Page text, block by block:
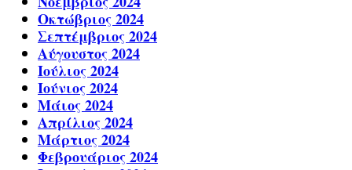
Οκτώβριος 2024
Σεπτέμβριος 2024
Αύγουστος 2024
Ιούλιος 2024
Ιούνιος 2024
Μάιος 2024
Απρίλιος 2024
Μάρτιος 2024
Φεβρουάριος 2024